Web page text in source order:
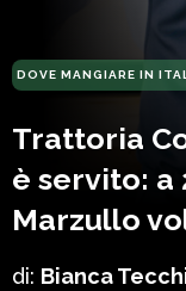
DOVE MANGIARE IN
Trattoria
è servito: a
Marzullo
di: Bianca